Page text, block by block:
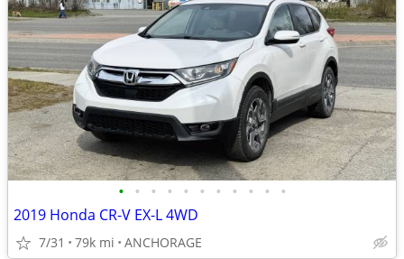
• • • • • • • • • • •
2019 Honda CR-V EX-L 4WD
7/31 79k mi ANCHORAGE